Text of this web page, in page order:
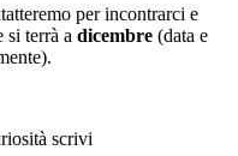
per incontrarci e
si terrà a dicembre (data e
scrivi